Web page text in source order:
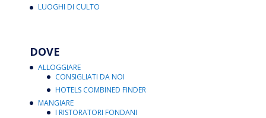
LUOGHI DI CULTO
DOVE
ALLOGGIARE
CONSIGLIATI DA NOI
HOTELS COMBINED FINDER
MANGIARE
I RISTORATORI FONDANI